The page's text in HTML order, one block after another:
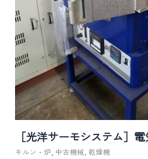
［光洋サーモシステム］
キルン・炉 中古機械 乾燥機